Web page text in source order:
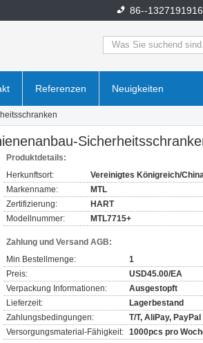
86--
Referenzen Neuigkeiten
Produktdetails:
Herkunftsort:
Vereinigtes Königreich/
Markenname:
MTL
Zertifizierung:
HART
Modellnummer:
MTL7715+
Zahlung und Versand AGB:
Min Bestellmenge:
1
Preis:
USD45.00/EA
Verpackung Informationen:
Ausgestopft
Lieferzeit:
Lagerbestand
Zahlungsbedingungen:
T/T, AliPay, PayPal
Versorgungsmaterial-Fähigkeit: 1000pcs pro